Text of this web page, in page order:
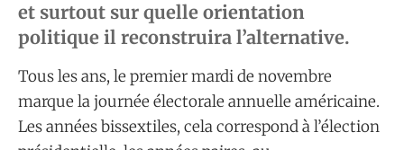
et surtout sur quelle orientation
politique il reconstruira l’alternative.
Tous les ans, le premier mardi de novembre
marque la journée électorale annuelle américaine.
Les années bissextiles, cela correspond à l’élection